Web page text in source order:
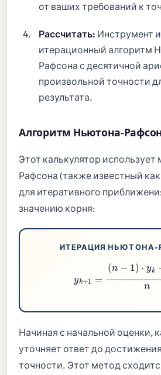
от ваших требований к
Рассчитать: Инструмент
итерационный алгоритм
Рафсона с десятичной
произвольной точности
результата.
Алгоритм Ньютона-
Этот калькулятор
Рафсона (также известный
для итеративного
значению корня:
ИТЕРАЦИЯ НЬЮТОНА-
(n− yk xy
Начиная с начальной оценки,
уточняет ответ до
точности. Этот метод